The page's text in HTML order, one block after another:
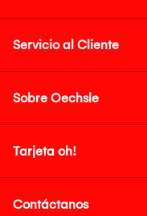
Servicio al Cliente
Sobre Oechsle
Tarjeta oh!
Contáctanos